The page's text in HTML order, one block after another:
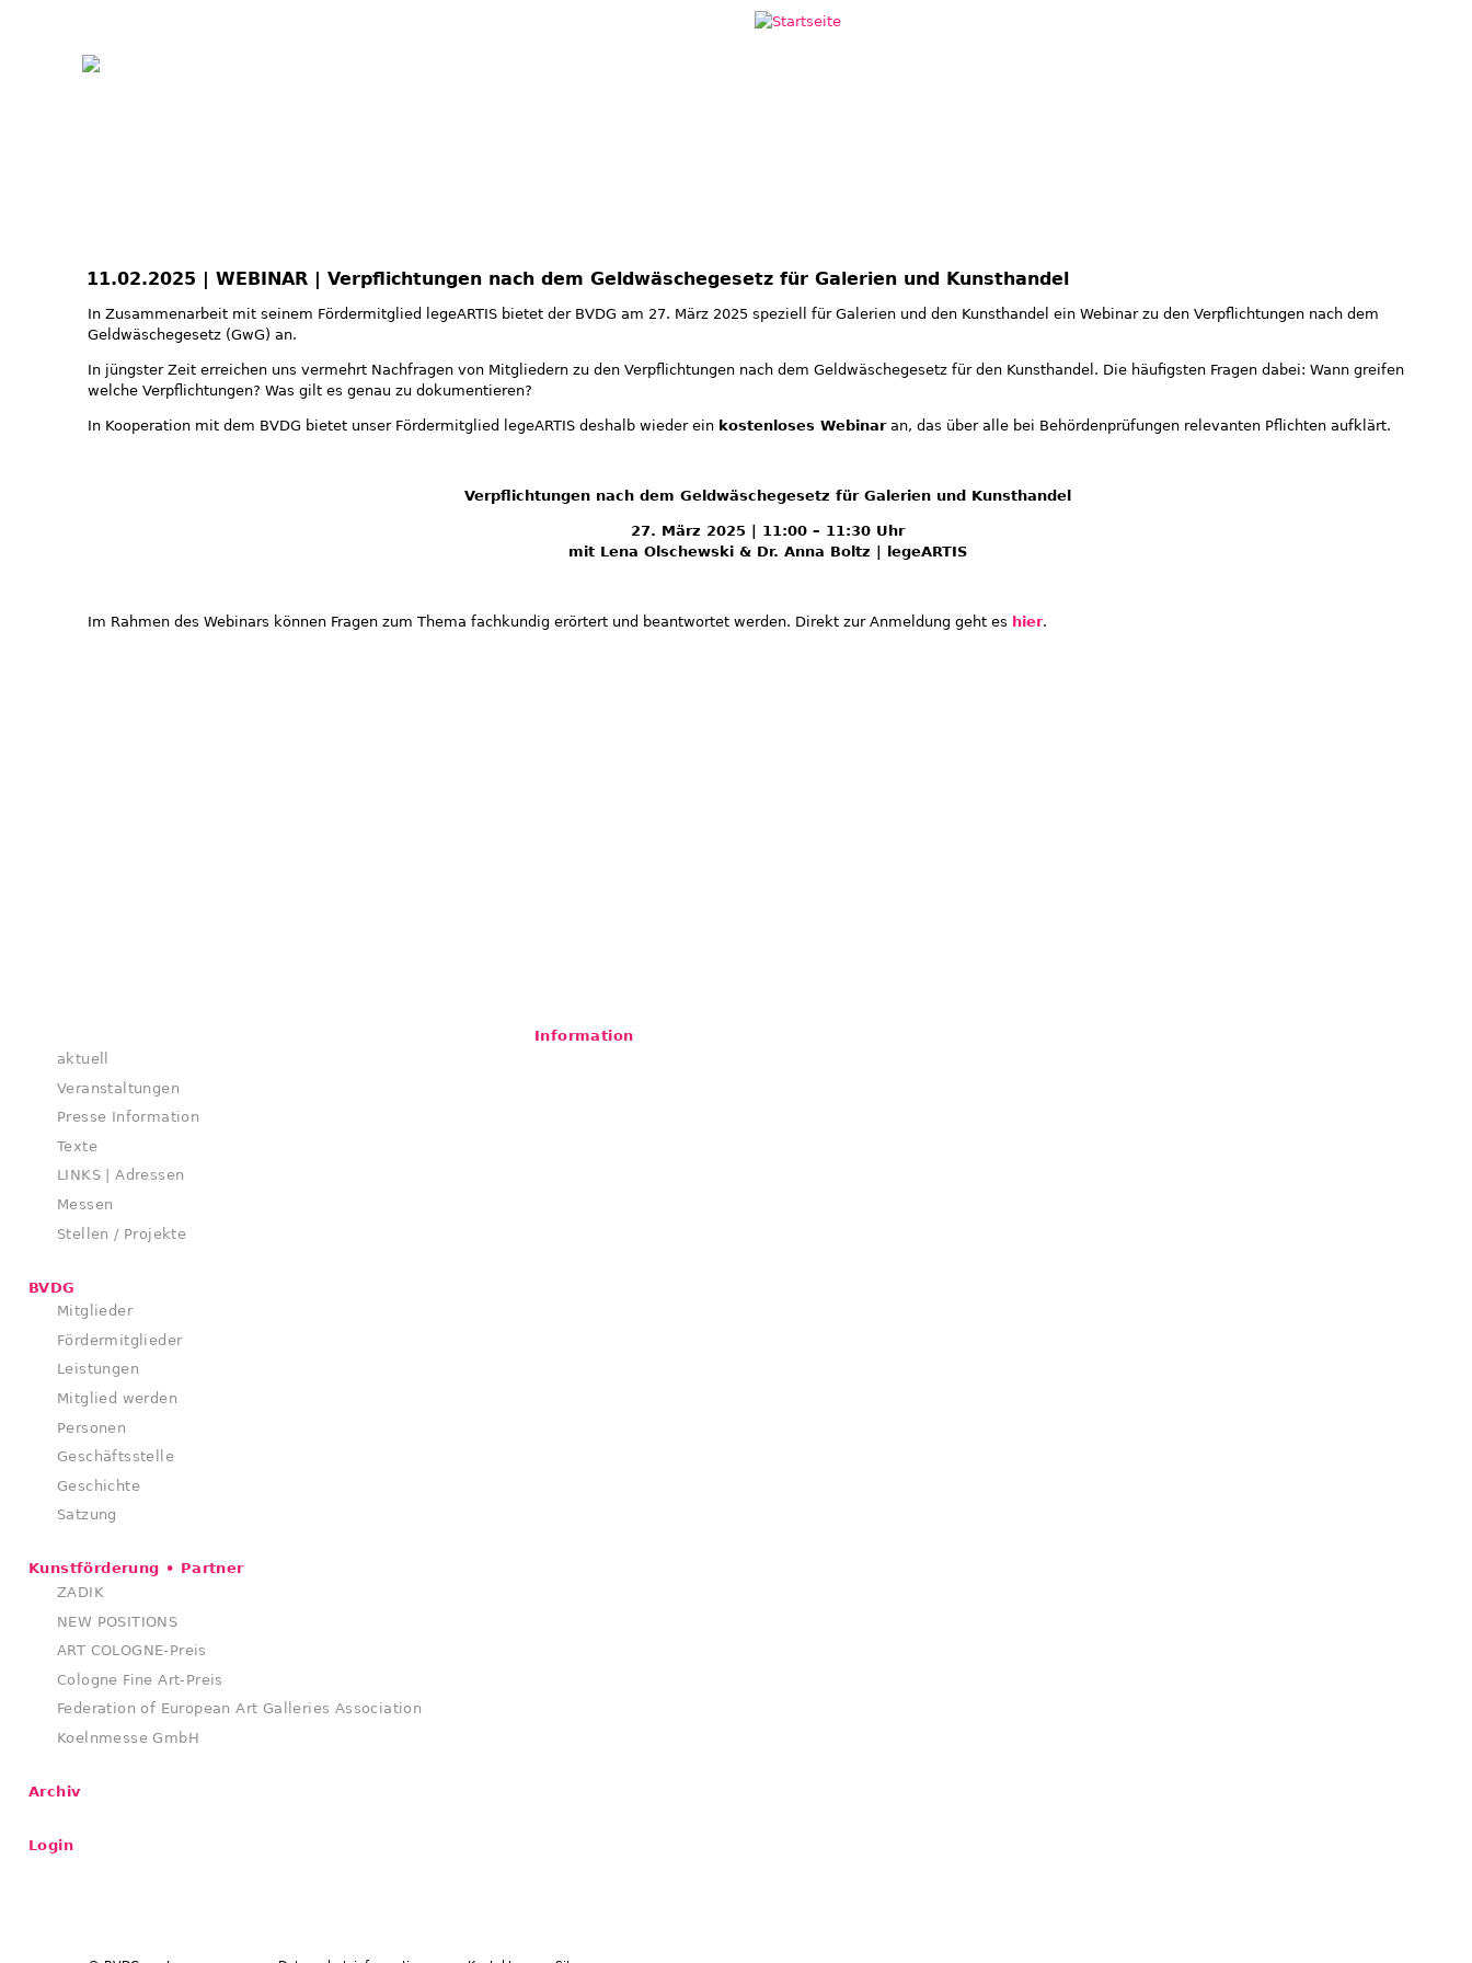
Jump to navigation
11.02.2025 | WEBINAR | Verpflichtungen nach dem Geldwäschegesetz für Galerien und Kunsthandel
In Zusammenarbeit mit seinem Fördermitglied legeARTIS bietet der BVDG am 27. März 2025 speziell für Galerien und den Kunsthandel ein Webinar zu den Verpflichtungen nach dem
Geldwäschegesetz (GwG) an.
In jüngster Zeit erreichen uns vermehrt Nachfragen von Mitgliedern zu den Verpflichtungen nach dem Geldwäschegesetz für den Kunsthandel. Die häufigsten Fragen dabei: Wann greifen
welche Verpflichtungen? Was gilt es genau zu dokumentieren?
In Kooperation mit dem BVDG bietet unser Fördermitglied legeARTIS deshalb wieder ein kostenloses Webinaran, das über alle bei Behördenprüfungen relevanten Pflichten aufklärt.
Verpflichtungen nach dem Geldwäschegesetz für Galerien und Kunsthandel
27. März 2025 | 11:00 – 11:30 Uhr
mit Lena Olschewski & Dr. Anna Boltz | legeARTIS
Im Rahmen des Webinars können Fragen zum Thema fachkundig erörtert und beantwortet werden. Direkt zur Anmeldung geht es hier.
Information
aktuell
Veranstaltungen
Presse Information
Texte
LINKS | Adressen
Messen
Stellen / Projekte
BVDG
Mitglieder
Fördermitglieder
Leistungen
Mitglied werden
Personen
Geschäftsstelle
Geschichte
Satzung
Kunstförderung • Partner
ZADIK
NEW POSITIONS
ART COLOGNE-Preis
Cologne Fine Art-Preis
Federation of European Art Galleries Association
Koelnmesse GmbH
Archiv
Login